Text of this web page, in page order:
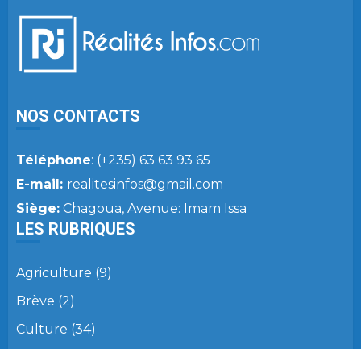
NOS CONTACTS
Téléphone: (+235) 63 63 93 65
E-mail: realitesinfos@gmail.com
Siège: Chagoua, Avenue: Imam Issa
LES RUBRIQUES
Agriculture (9)
Brève (2)
Culture (34)